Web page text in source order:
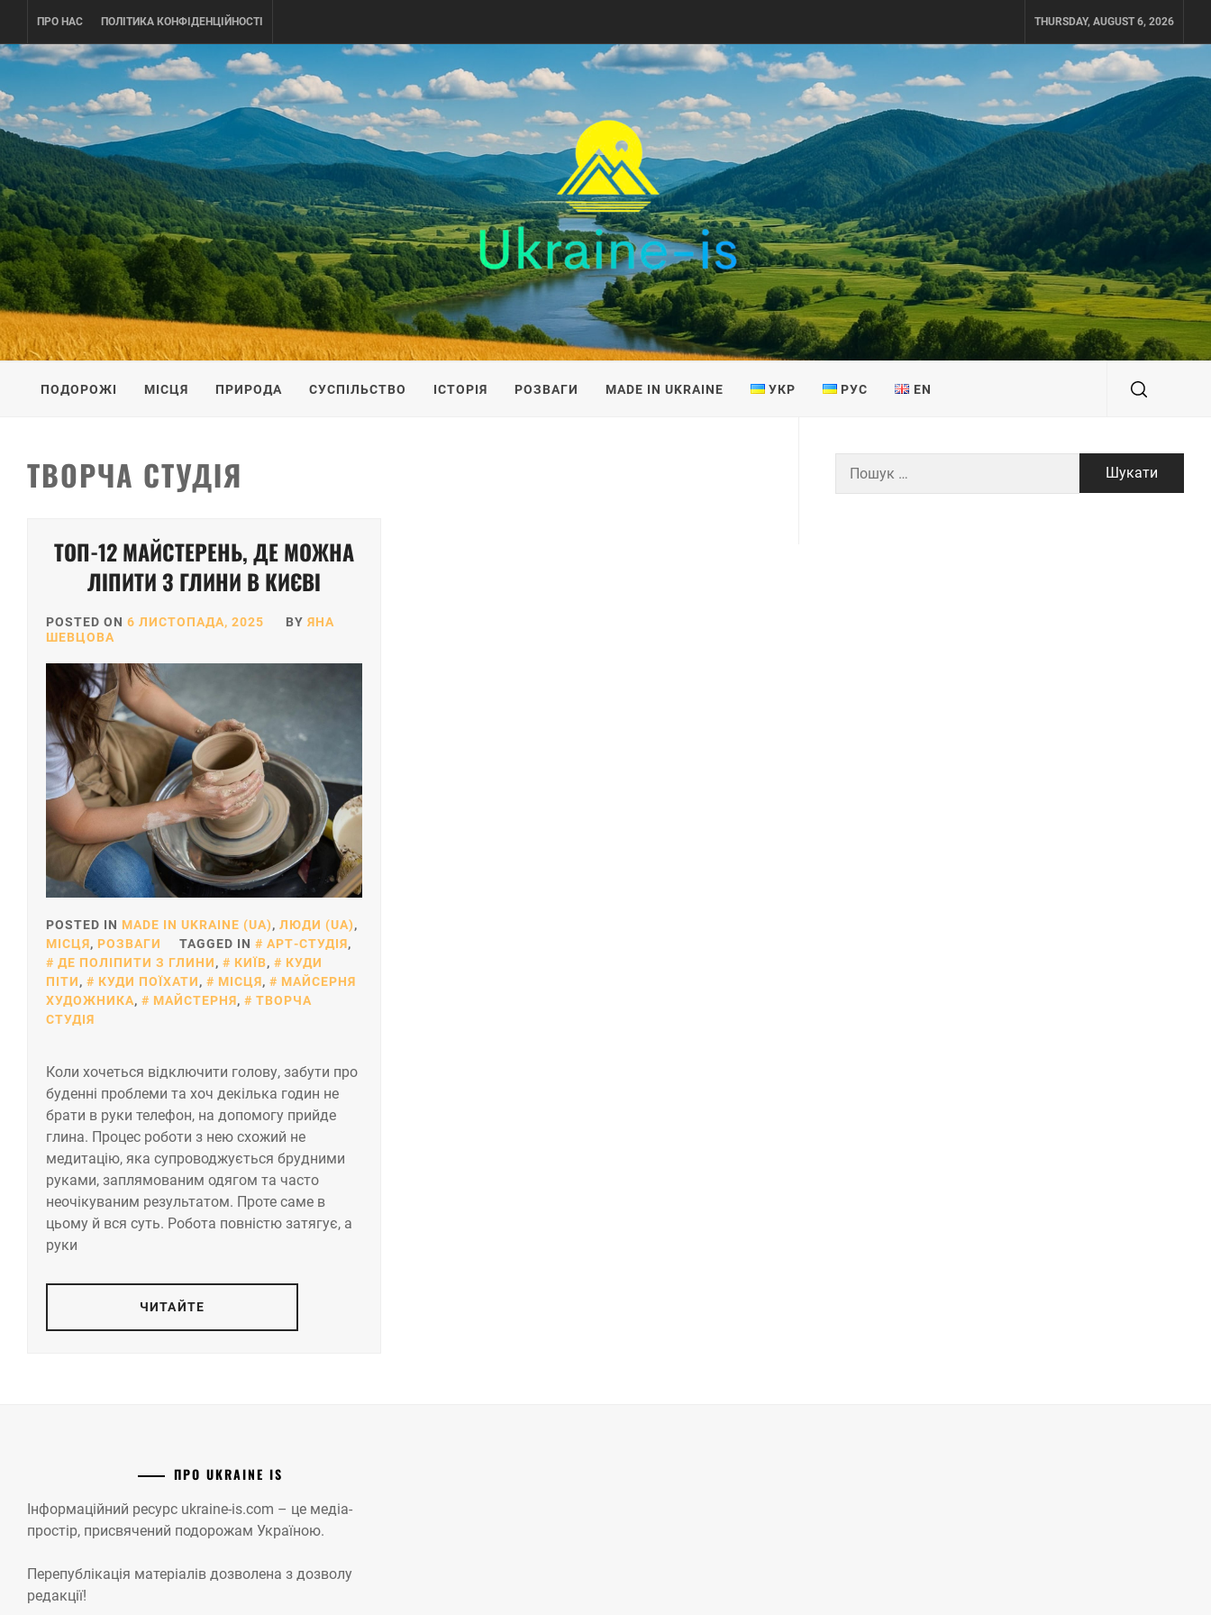
content
ПРО НАС ПОЛІТИКА КОНФІДЕНЦІЙНОСТІ THURSDAY, AUGUST 6, 2026
UKRAINE-IS
ПОДОРОЖI ПО УКРАЇНІ
ПОДОРОЖІ МІСЦЯ ПРИРОДА СУСПІЛЬСТВО ІСТОРІЯ РОЗВАГИ MADE IN UKRAINE УКР РУС EN
ТВОРЧА СТУДІЯ
ТОП-12 МАЙСТЕРЕНЬ, ДЕ МОЖНА
ЛІПИТИ З ГЛИНИ В КИЄВІ
POSTED ON 6 ЛИСТОПАДА, 2025 BY ЯНА
ШЕВЦОВА
POSTED IN MADE IN UKRAINE (UA), ЛЮДИ (UA),
МІСЦЯ, РОЗВАГИ TAGGED IN АРТ-СТУДІЯ,
ДЕ ПОЛІПИТИ З ГЛИНИ, КИЇВ,
КУДИ
ПІТИ, КУДИ ПОЇХАТИ, МІСЦЯ,
МАЙСЕРНЯ
ХУДОЖНИКА, МАЙСТЕРНЯ,
ТВОРЧА
СТУДІЯ
Коли хочеться відключити голову, забути про
буденні проблеми та хоч декілька годин не
брати в руки телефон, на допомогу прийде
глина. Процес роботи з нею схожий не
медитацію, яка супроводжується брудними
руками, заплямованим одягом та часто
неочікуваним результатом. Проте саме в
цьому й вся суть. Робота повністю затягує, а
руки
ЧИТАЙТЕ
ПРО UKRAINE IS
Інформаційний ресурс ukraine-is.com – це медіа-
простір, присвячений подорожам Україною.
Перепублікація матеріалів дозволена з дозволу
редакції!